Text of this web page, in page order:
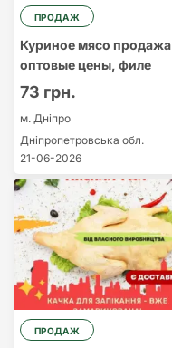
ПРОДАЖ
Куриное мясо продажа
оптовые цены, филе
73 грн.
м. Дніпро
Дніпропетровська обл.
21-06-2026
ПРОДАЖ